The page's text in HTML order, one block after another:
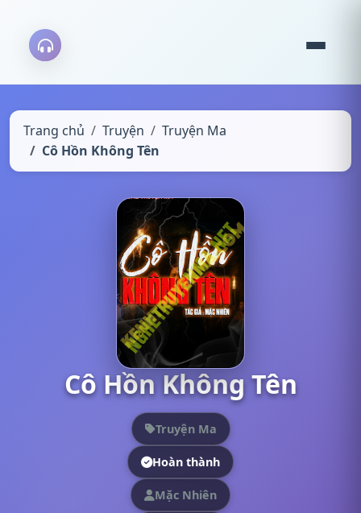
Trang chủ Truyện
Truyện Ma
Cô Hồn Không Tên
Cô Hồn Không Tên
Truyện Ma
Hoàn thành
Mặc Nhiên